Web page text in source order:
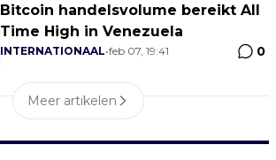
Bitcoin handelsvolume bereikt All
Time High in Venezuela
INTERNATIONAAL•feb 07, 19:41 0
Meer artikelen